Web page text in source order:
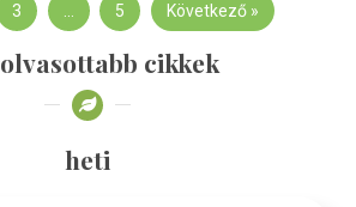
3 … 5 Következő »
cikkek
heti